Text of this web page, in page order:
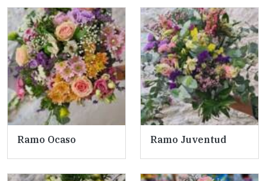
Ramo Ocaso Ramo Juventud